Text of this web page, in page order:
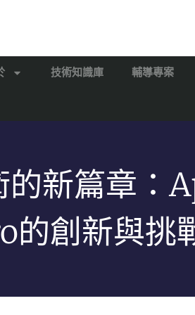
技術知識庫 輔導專案
的新篇章：
的創新與挑